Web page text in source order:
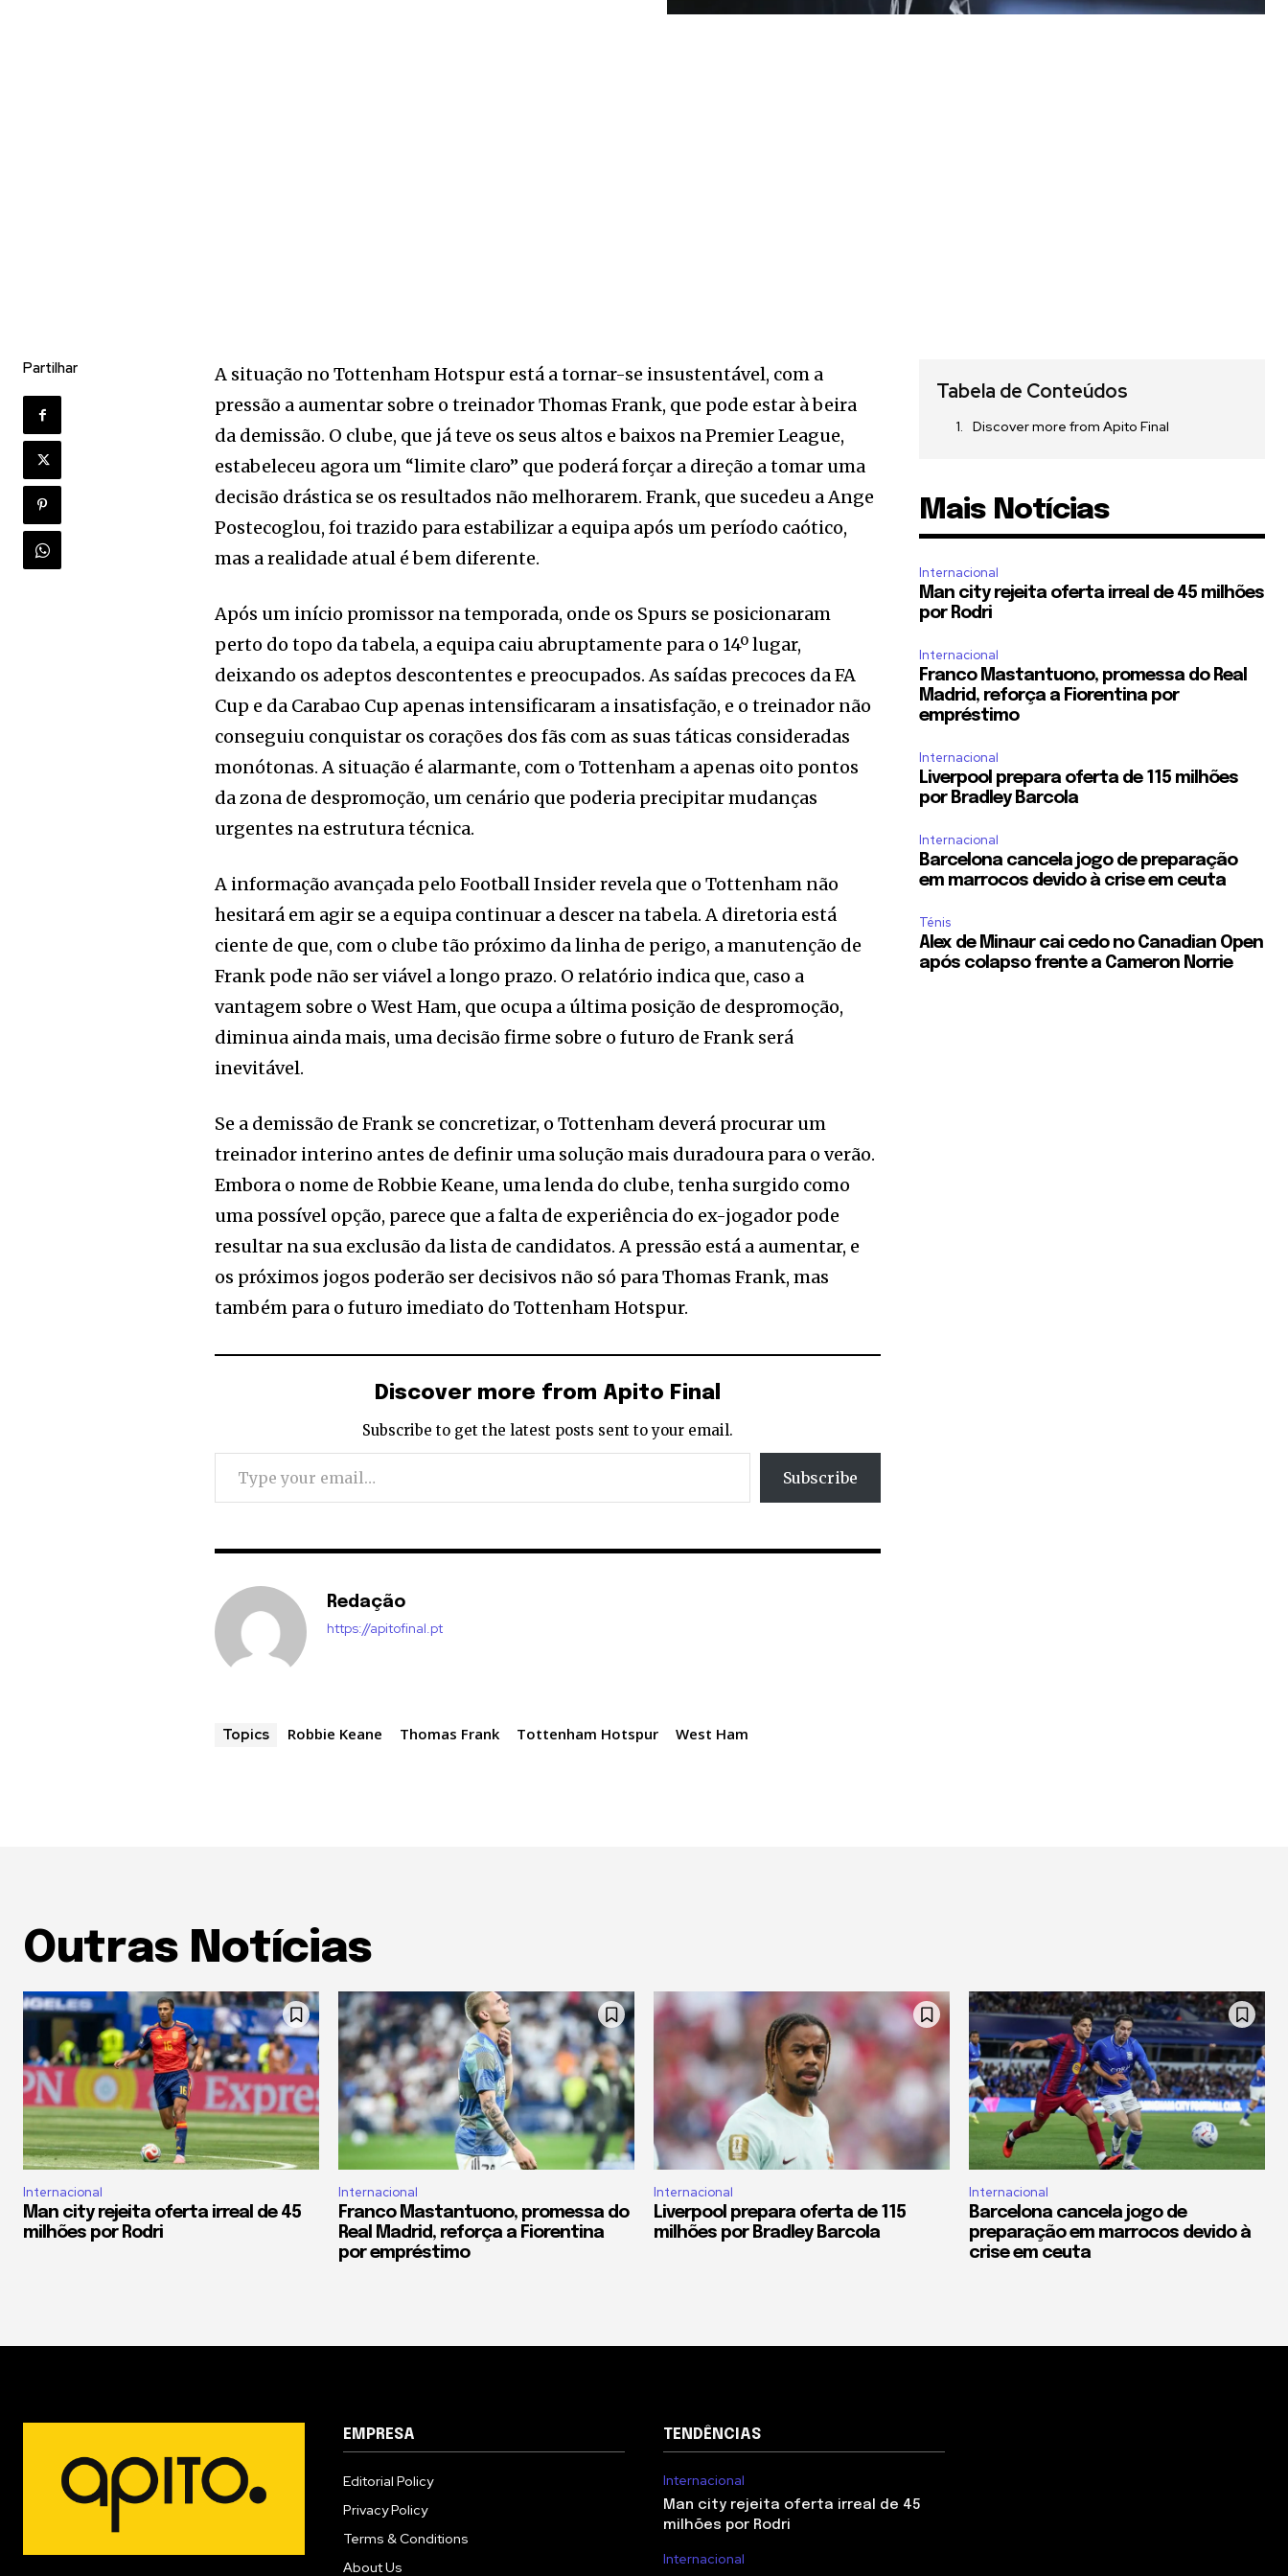
Partilhar
A situação no Tottenham Hotspur está a tornar-se insustentável, com a
pressão a aumentar sobre o treinador Thomas Frank, que pode estar à beira
da demissão. O clube, que já teve os seus altos e baixos na Premier League,
estabeleceu agora um “limite claro” que poderá forçar a direção a tomar uma
decisão drástica se os resultados não melhorarem. Frank, que sucedeu a Ange
Postecoglou, foi trazido para estabilizar a equipa após um período caótico,
mas a realidade atual é bem diferente.
Após um início promissor na temporada, onde os Spurs se posicionaram
perto do topo da tabela, a equipa caiu abruptamente para o 14º lugar,
deixando os adeptos descontentes e preocupados. As saídas precoces da FA
Cup e da Carabao Cup apenas intensificaram a insatisfação, e o treinador não
conseguiu conquistar os corações dos fãs com as suas táticas consideradas
monótonas. A situação é alarmante, com o Tottenham a apenas oito pontos
da zona de despromoção, um cenário que poderia precipitar mudanças
urgentes na estrutura técnica.
A informação avançada pelo Football Insider revela que o Tottenham não
hesitará em agir se a equipa continuar a descer na tabela. A diretoria está
ciente de que, com o clube tão próximo da linha de perigo, a manutenção de
Frank pode não ser viável a longo prazo. O relatório indica que, caso a
vantagem sobre o West Ham, que ocupa a última posição de despromoção,
diminua ainda mais, uma decisão firme sobre o futuro de Frank será
inevitável.
Se a demissão de Frank se concretizar, o Tottenham deverá procurar um
treinador interino antes de definir uma solução mais duradoura para o verão.
Embora o nome de Robbie Keane, uma lenda do clube, tenha surgido como
uma possível opção, parece que a falta de experiência do ex-jogador pode
resultar na sua exclusão da lista de candidatos. A pressão está a aumentar, e
os próximos jogos poderão ser decisivos não só para Thomas Frank, mas
também para o futuro imediato do Tottenham Hotspur.
Discover more from Apito Final
Subscribe to get the latest posts sent to your email.
Type your email…
Subscribe
Redação
https://apitofinal.pt
Topics Robbie Keane Thomas Frank Tottenham Hotspur West Ham
Tabela de Conteúdos
Discover more from Apito Final
Mais Notícias
Internacional
Man city rejeita oferta irreal de 45 milhões
por Rodri
Internacional
Franco Mastantuono, promessa do Real
Madrid, reforça a Fiorentina por
empréstimo
Internacional
Liverpool prepara oferta de 115 milhões
por Bradley Barcola
Internacional
Barcelona cancela jogo de preparação
em marrocos devido à crise em ceuta
Ténis
Alex de Minaur cai cedo no Canadian Open
após colapso frente a Cameron Norrie
Outras Notícias
Internacional
Man city rejeita oferta irreal de 45
milhões por Rodri
Internacional
Franco Mastantuono, promessa do
Real Madrid, reforça a Fiorentina
por empréstimo
Internacional
Liverpool prepara oferta de 115
milhões por Bradley Barcola
Internacional
Barcelona cancela jogo de
preparação em marrocos devido à
crise em ceuta
EMPRESA
Editorial Policy
Privacy Policy
Terms & Conditions
About Us
TENDÊNCIAS
Internacional
Man city rejeita oferta irreal de 45
milhões por Rodri
Internacional